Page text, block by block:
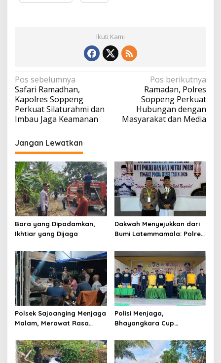
Ikuti Kami
Navigasi
pos
Pos sebelumnya
Safari Ramadhan,
Kapolres Soppeng
Perkuat Silaturahmi dan
Imbau Jaga Keamanan
Pos berikutnya
Ramadan, Polres
Soppeng Perkuat
Hubungan dengan
Masyarakat dan Media
Jangan Lewatkan
Bara yang Dipadamkan,
Ikhtiar yang Dijaga
Dakwah Menyejukkan dari
Bumi Latemmamala: Polres
Kamtibmas di Lomba Dai
Polda Sulsel
Polsek Sajoanging Menjaga
Malam, Merawat Rasa
Kehangatan Warga
Polisi Menjaga,
Bhayangkara Cup